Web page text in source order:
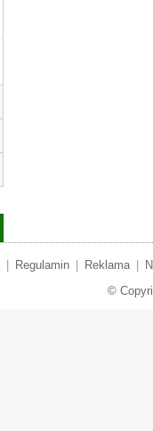
Regulamin Reklama
©